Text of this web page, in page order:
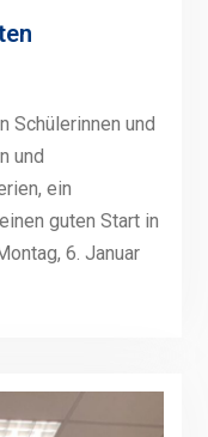
Schülerinnen und
und
ein
guten Start in
6. Januar